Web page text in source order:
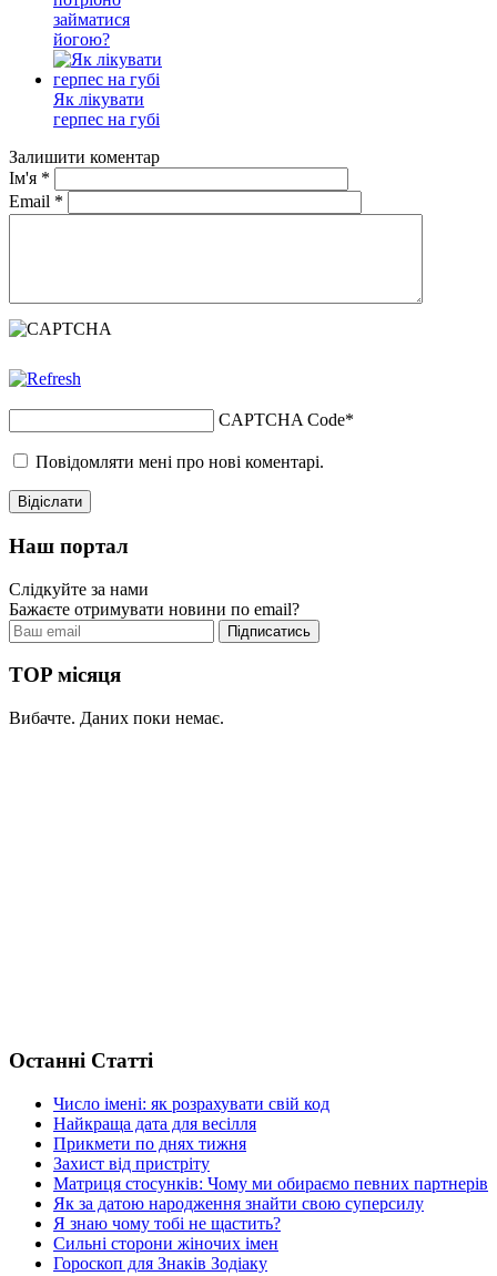
займатися
йогою?
Як лікувати
герпес на губі
Залишити коментар
Ім'я *
Email *
CAPTCHA Code*
Повідомляти мені про нові коментарі.
Наш портал
Слідкуйте за нами
Бажаєте отримувати новини по email?
TOP місяця
Вибачте. Даних поки немає.
Останні Статті
Число імені: як розрахувати свій код
Найкраща дата для весілля
Прикмети по днях тижня
Захист від пристріту
Матриця стосунків: Чому ми обираємо певних партнерів
Як за датою народження знайти свою суперсилу
Я знаю чому тобі не щастить?
Сильні сторони жіночих імен
Гороскоп для Знаків Зодіаку